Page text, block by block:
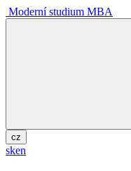
Moderní studium MBA
cz
sken